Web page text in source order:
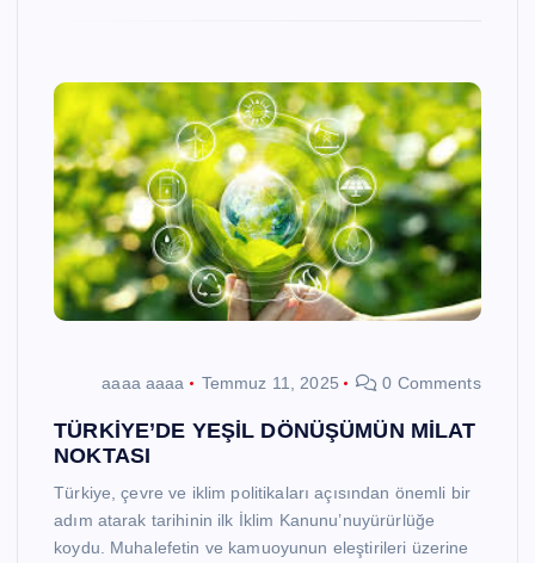
aaaa aaaa Temmuz 11, 2025 0 Comments
TÜRKİYE’DE YEŞİL DÖNÜŞÜMÜN MİLAT
NOKTASI
Türkiye, çevre ve iklim politikaları açısından önemli bir
adım atarak tarihinin ilk İklim Kanunu’nuyürürlüğe
koydu. Muhalefetin ve kamuoyunun eleştirileri üzerine